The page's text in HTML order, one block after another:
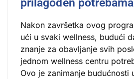
prilagođen
Nakon završetka ovog
ući u svaki wellness, budući
znanje za obavljanje svih
jednom wellness centru
Ovo je zanimanje budućnosti